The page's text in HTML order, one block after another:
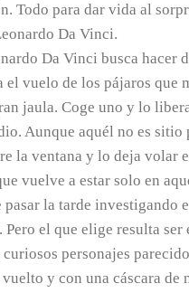
Todo para dar vida al
Da Vinci.
Da Vinci busca hacer
el vuelo de los pájaros que
jaula. Coge uno y lo
Aunque aquél no es sitio
la ventana y lo deja volar
vuelve a estar solo en
pasar la tarde investigando
el que elige resulta ser
personajes
y con una cáscara de